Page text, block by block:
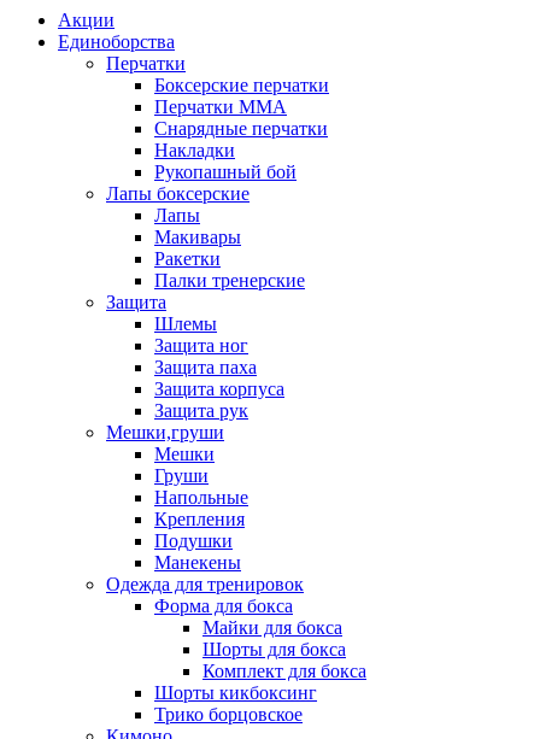
Акции
Единоборства
Перчатки
Боксерские перчатки
Перчатки ММА
Снарядные перчатки
Накладки
Рукопашный бой
Лапы боксерские
Лапы
Макивары
Ракетки
Палки тренерские
Защита
Шлемы
Защита ног
Защита паха
Защита корпуса
Защита рук
Мешки,груши
Мешки
Груши
Напольные
Крепления
Подушки
Манекены
Одежда для тренировок
Форма для бокса
Майки для бокса
Шорты для бокса
Комплект для бокса
Шорты кикбоксинг
Трико борцовское